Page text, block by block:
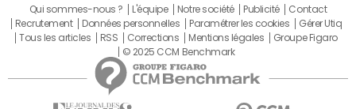
Qui sommes-nous ? L'équipe Notre société Publicité
Contact
Recrutement
Données personnelles Paramétrer les cookies
Gérer Utiq
Tous les articles
RSS Corrections Mentions légales
Groupe Figaro
© 2025 CCM Benchmark